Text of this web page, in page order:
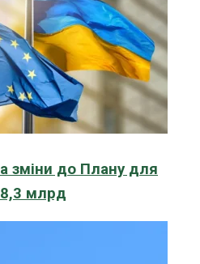
зміни до Плану для
млрд